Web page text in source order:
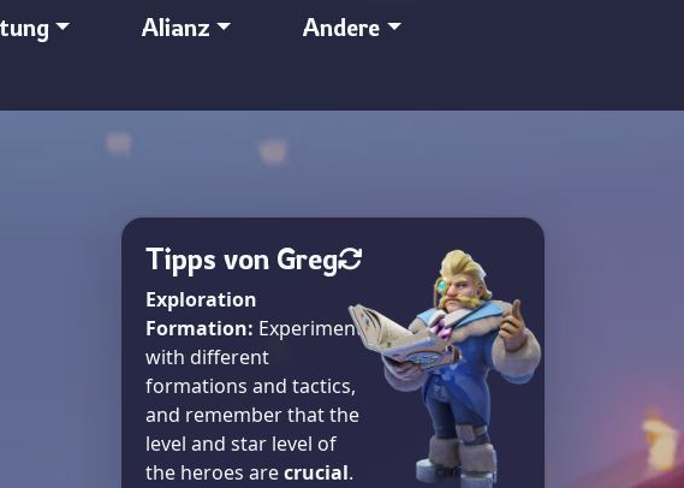
Alianz
Andere
Tipps von Greg
Exploration
Formation: Experiment
with different
formations and tactics,
and remember that the
level and star level of
the heroes arecrucial.